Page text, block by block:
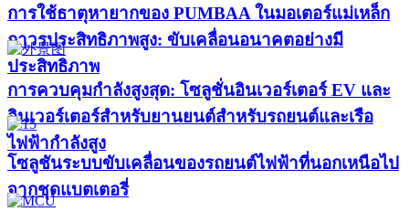
การใช้ธาตุหายากของ PUMBAA ในมอเตอร์แม่เหล็ก
ถาวรประสิทธิภาพสูง: ขับเคลื่อนอนาคตอย่างมี
ประสิทธิภาพ
การควบคุมกำลังสูงสุด: โซลูชั่นอินเวอร์เตอร์ EV และ
อินเวอร์เตอร์สำหรับยานยนต์สำหรับรถยนต์และเรือ
ไฟฟ้ากำลังสูง​
โซลูชันระบบขับเคลื่อนของรถยนต์ไฟฟ้าที่นอกเหนือไป
จากชุดแบตเตอรี่